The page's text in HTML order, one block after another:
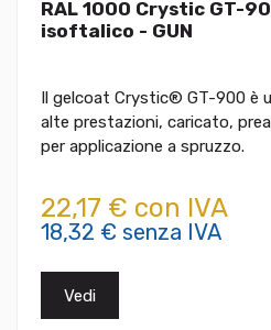
RAL 1000 Crystic GT-
isoftalico - GUN
Il gelcoat Crystic® GT-900 è
alte prestazioni, caricato,
per applicazione a spruzzo.
22,17 € con IVA
18,32 € senza IVA
Vedi